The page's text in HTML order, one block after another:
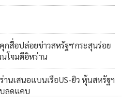
เวอร์จิเนียบีช รัฐเวอร์จิเนียว่า ยัง
ไม่มีใครสามารถคว้าชัยได้ทุกรัฐที่
สียงสนับสนุนแข็งแกร่งขึ้นเรื่อยๆ
ในสนามแรกคือไอโอวา แต่หลัง
ยทั้ง 2 รัฐคือ นิวแฮมป์เชียร์และ
ต็งหนึ่ง
กสื่อปล่อยข่าวสหรัฐฯ'กระสุนร่อย
โจมตีอิหร่าน
นเสนอแบนเรือUS-ยิว หุ้นสหรัฐฯ
ลดแคบ